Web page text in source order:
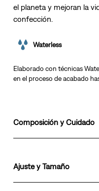
el planeta y mejoran la
confección.
Waterless
Elaborado con técnicas
en el proceso de acabado
Composición y Cuidado
Ajuste y Tamaño